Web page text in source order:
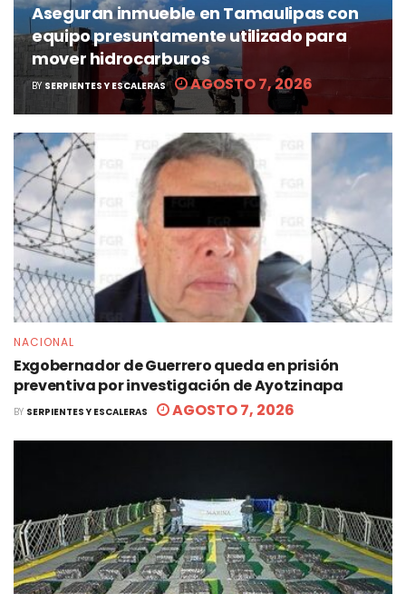
Aseguran inmueble en Tamaulipas con
equipo presuntamente utilizado para
mover hidrocarburos
BY SERPIENTES Y ESCALERAS AGOSTO 7, 2026
NACIONAL
Exgobernador de Guerrero queda en prisión
preventiva por investigación de Ayotzinapa
BY SERPIENTES Y ESCALERAS AGOSTO 7, 2026